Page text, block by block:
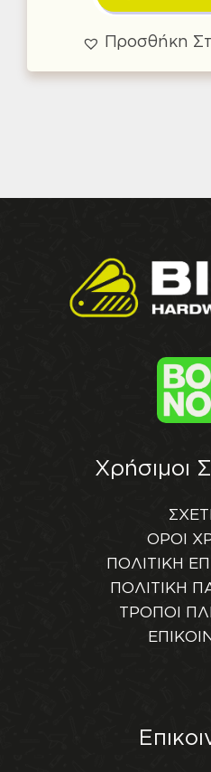
Προσθήκη
Χρήσιμοι
ΟΡΟΙ
ΠΟΛΙΤΙΚΗ
ΠΟΛΙΤΙΚΗ
ΤΡΟΠΟΙ